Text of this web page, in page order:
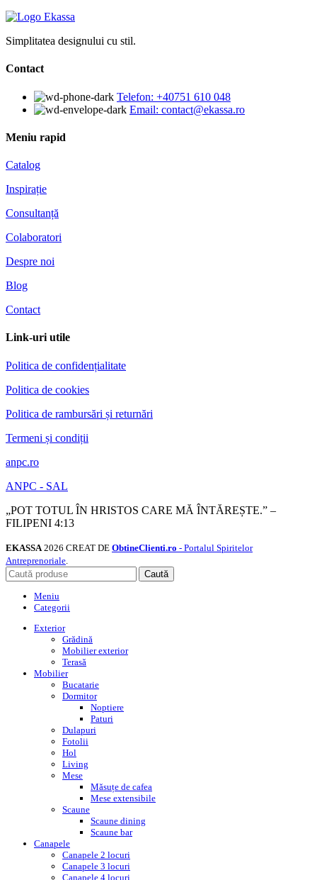
Simplitatea designului cu stil.
Contact
Telefon: +40751 610 048
Email: contact@ekassa.ro
Meniu rapid
Catalog
Inspirație
Consultanță
Colaboratori
Despre noi
Blog
Contact
Link-uri utile
Politica de confidențialitate
Politica de cookies
Politica de rambursări și returnări
Termeni și condiții
anpc.ro
ANPC - SAL
„POT TOTUL ÎN HRISTOS CARE MĂ ÎNTĂREȘTE.” –
FILIPENI 4:13
EKASSA 2026 CREAT DE ObtineClienti.ro - Portalul Spiritelor
Antreprenoriale
Caută
Meniu
Categorii
Exterior
Grădină
Mobilier exterior
Terasă
Mobilier
Bucatarie
Dormitor
Noptiere
Paturi
Dulapuri
Fotolii
Hol
Living
Mese
Măsuțe de cafea
Mese extensibile
Scaune
Scaune dining
Scaune bar
Canapele
Canapele 2 locuri
Canapele 3 locuri
Canapele 4 locuri